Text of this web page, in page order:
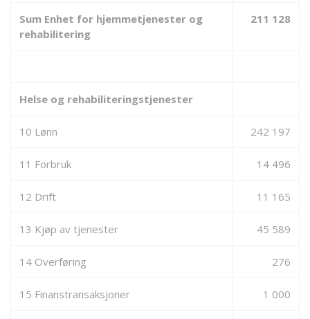
Sum Enhet for hjemmetjenester og
rehabilitering
211 128
Helse og rehabiliteringstjenester
10 Lønn 242 197
11 Forbruk 14 496
12 Drift 11 165
13 Kjøp av tjenester 45 589
14 Overføring 276
15 Finanstransaksjoner 1 000